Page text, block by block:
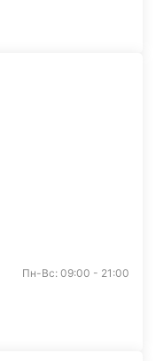
Пн-Вс: 09:00 - 21:00